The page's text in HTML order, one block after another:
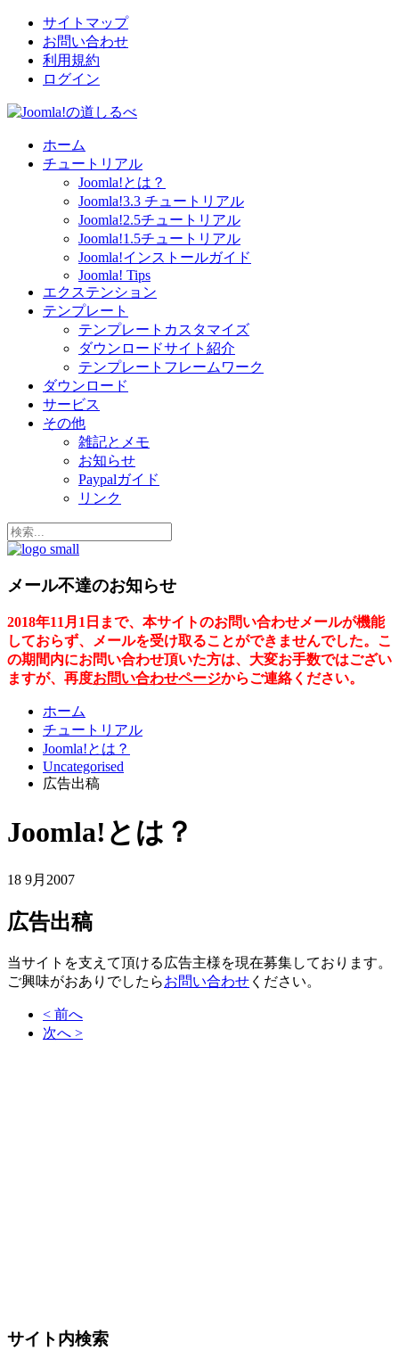
サイトマップ
お問い合わせ
利用規約
ログイン
ホーム
チュートリアル
Joomla!とは？
Joomla!3.3 チュートリアル
Joomla!2.5チュートリアル
Joomla!1.5チュートリアル
Joomla!インストールガイド
Joomla! Tips
エクステンション
テンプレート
テンプレートカスタマイズ
ダウンロードサイト紹介
テンプレートフレームワーク
ダウンロード
サービス
その他
雑記とメモ
お知らせ
Paypalガイド
リンク
メール不達のお知らせ
2018年11月1日まで、本サイトのお問い合わせメールが機能
しておらず、メールを受け取ることができませんでした。こ
の期間内にお問い合わせ頂いた方は、大変お手数ではござい
ますが、再度お問い合わせページからご連絡ください。
ホーム
チュートリアル
Joomla!とは？
Uncategorised
広告出稿
Joomla!とは？
18 9月 2007
広告出稿
当サイトを支えて頂ける広告主様を現在募集しております。
ご興味がおありでしたらお問い合わせ ください。
< 前へ
次へ >
サイト内検索